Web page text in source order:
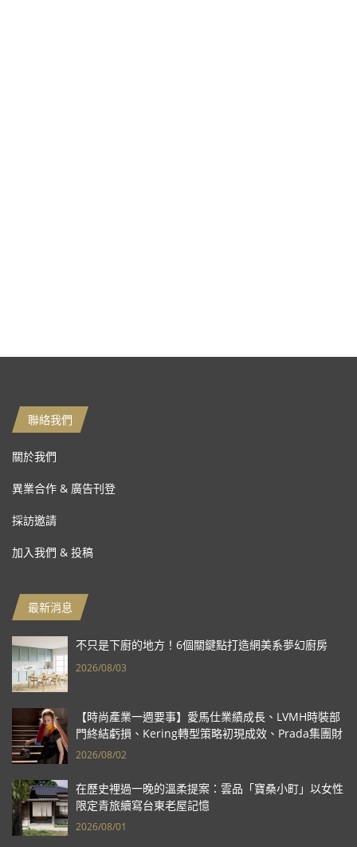
聯絡我們
關於我們
異業合作 & 廣告刊登
採訪邀請
加入我們 & 投稿
最新消息
不只是下廚的地方！6個關鍵點打造網美系夢幻廚房
2026/08/03
【時尚產業一週要事】愛馬仕業績成長、LVMH時裝部
門終結虧損、Kering轉型策略初現成效、Prada集團財
報亮眼
2026/08/02
在歷史裡過一晚的溫柔提案：雲品「寶桑小町」以女性
限定青旅續寫台東老屋記憶
2026/08/01